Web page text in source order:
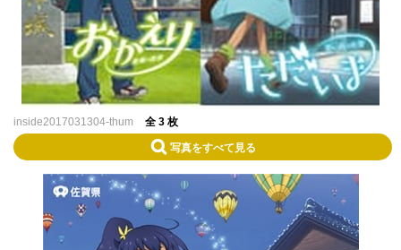
inside2017031304-thum 全 3 枚
写真をすべて見る